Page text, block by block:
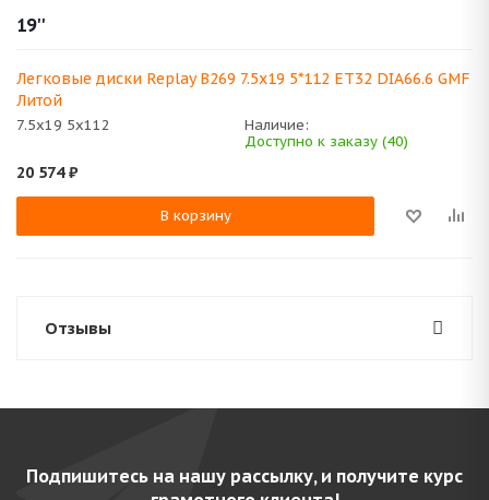
19''
Легковые диски Replay B269 7.5x19 5*112 ET32 DIA66.6 GMF
Литой
7.5x19 5x112
Наличие:
Доступно к заказу (40)
20 574₽
В корзину
Отзывы
Подпишитесь на нашу рассылку, и получите курс